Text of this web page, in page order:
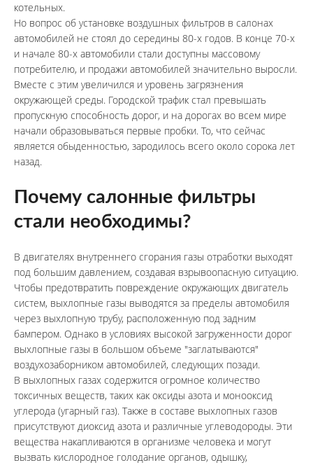
котельных.
Но вопрос об установке воздушных фильтров в салонах
автомобилей не стоял до середины 80-х годов. В конце 70-х
и начале 80-х автомобили стали доступны массовому
потребителю, и продажи автомобилей значительно выросли.
Вместе с этим увеличился и уровень загрязнения
окружающей среды. Городской трафик стал превышать
пропускную способность дорог, и на дорогах во всем мире
начали образовываться первые пробки. То, что сейчас
является обыденностью, зародилось всего около сорока лет
назад.
Почему салонные фильтры
стали необходимы?
В двигателях внутреннего сгорания газы отработки выходят
под большим давлением, создавая взрывоопасную ситуацию.
Чтобы предотвратить повреждение окружающих двигатель
систем, выхлопные газы выводятся за пределы автомобиля
через выхлопную трубу, расположенную под задним
бампером. Однако в условиях высокой загруженности дорог
выхлопные газы в большом объеме "заглатываются"
воздухозаборником автомобилей, следующих позади.
В выхлопных газах содержится огромное количество
токсичных веществ, таких как оксиды азота и монооксид
углерода (угарный газ). Также в составе выхлопных газов
присутствуют диоксид азота и различные углеводороды. Эти
вещества накапливаются в организме человека и могут
вызвать кислородное голодание органов, одышку,